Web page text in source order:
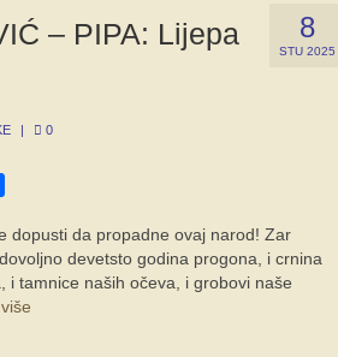
8
STU 2025
– PIPA: Lijepa
0
dopusti da propadne ovaj narod! Zar
devetsto godina progona, i crnina
i tamnice naših očeva, i grobovi naše